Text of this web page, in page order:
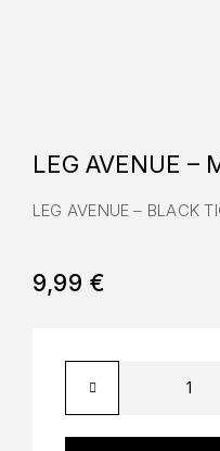
LEG AVENUE –
LEG AVENUE – BLACK
9,99€